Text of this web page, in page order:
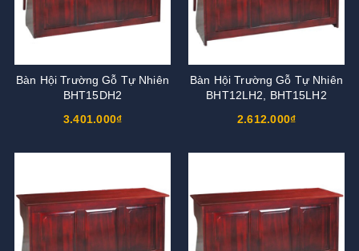
Bàn Hội Trường Gỗ Tự Nhiên
BHT15DH2
3.401.000₫
Bàn Hội Trường Gỗ Tự Nhiên
BHT12LH2, BHT15LH2
2.612.000₫